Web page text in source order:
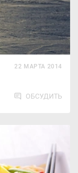
22 МАРТА 2014
ОБСУДИТЬ